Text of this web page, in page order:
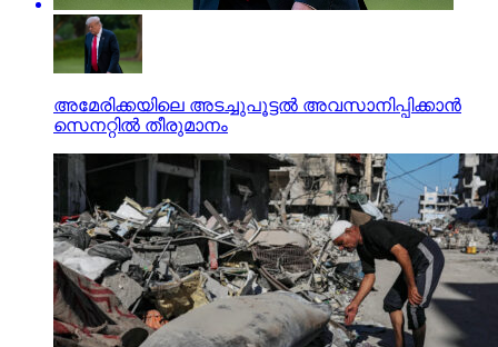
അമേരിക്കയിലെ അടച്ചുപൂട്ടല്‍ അവസാനിപ്പിക്കാന്‍
സെനറ്റില്‍ തീരുമാനം